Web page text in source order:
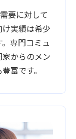
要に対して
実績は希少
専門コミュ
からのメン
富です。